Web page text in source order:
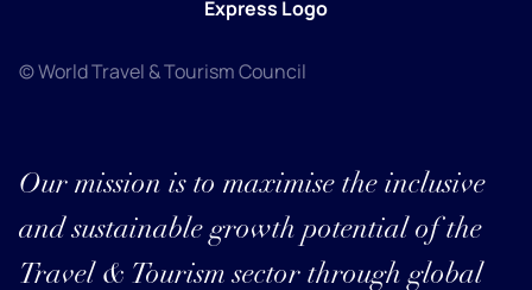
© World Travel & Tourism Council
Our mission is to maximise the inclusive
and sustainable growth potential of the
Travel & Tourism sector through global